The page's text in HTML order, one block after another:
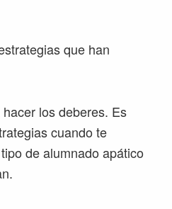
que han
los deberes. Es
cuando te
de alumnado apático